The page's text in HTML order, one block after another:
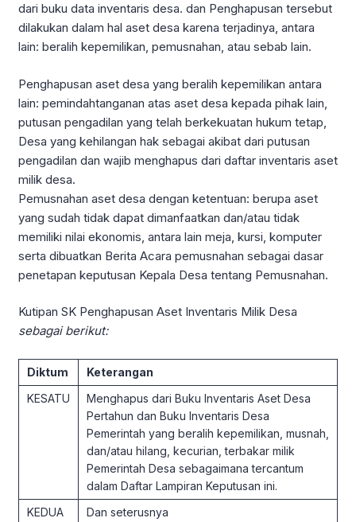
dari buku data inventaris desa. dan Penghapusan tersebut
dilakukan dalam hal aset desa karena terjadinya, antara
lain: beralih kepemilikan, pemusnahan, atau sebab lain.
Penghapusan aset desa yang beralih kepemilikan antara
lain: pemindahtanganan atas aset desa kepada pihak lain,
putusan pengadilan yang telah berkekuatan hukum tetap,
Desa yang kehilangan hak sebagai akibat dari putusan
pengadilan dan wajib menghapus dari daftar inventaris aset
milik desa.
Pemusnahan aset desa dengan ketentuan: berupa aset
yang sudah tidak dapat dimanfaatkan dan/atau tidak
memiliki nilai ekonomis, antara lain meja, kursi, komputer
serta dibuatkan Berita Acara pemusnahan sebagai dasar
penetapan keputusan Kepala Desa tentang Pemusnahan.
Kutipan SK Penghapusan Aset Inventaris Milik Desa
sebagai berikut:
Diktum
Keterangan
KESATU
Menghapus dari Buku Inventaris Aset Desa
Pertahun dan Buku Inventaris Desa
Pemerintah yang beralih kepemilikan, musnah,
dan/atau hilang, kecurian, terbakar milik
Pemerintah Desa sebagaimana tercantum
dalam Daftar Lampiran Keputusan ini.
KEDUA
Dan seterusnya